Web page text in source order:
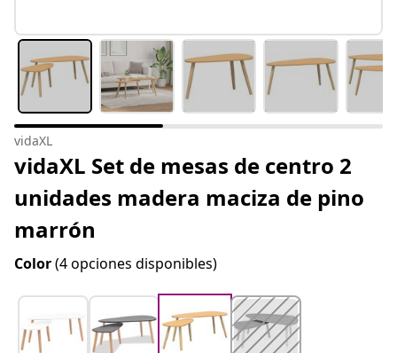
vidaXL
vidaXL Set de mesas de centro 2
unidades madera maciza de pino
marrón
Color(4 opciones disponibles)